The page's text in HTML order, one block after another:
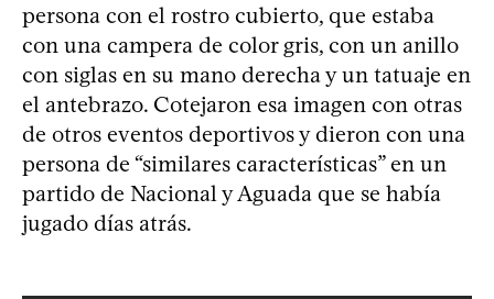
persona con el rostro cubierto, que estaba
con una campera de color gris, con un anillo
con siglas en su mano derecha y un tatuaje en
el antebrazo. Cotejaron esa imagen con otras
de otros eventos deportivos y dieron con una
persona de “similares características” en un
partido de Nacional y Aguada que se había
jugado días atrás.